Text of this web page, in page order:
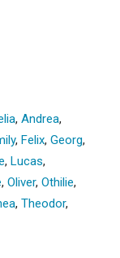
, Andrea,
, Felix, Georg,
, Lucas,
, Oliver, Othilie,
, Theodor,